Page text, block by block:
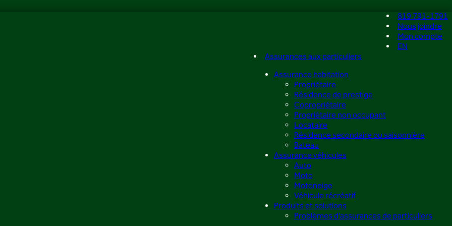
819 791-1791
Nous joindre
Mon compte
EN
Assurances aux particuliers
Assurance habitation
Propriétaire
Résidence de prestige
Copropriétaire
Propriétaire non occupant
Locataire
Résidence secondaire ou saisonnière
Bateau
Assurance véhicules
Auto
Moto
Motoneige
Véhicule récréatif
Produits et solutions
Problèmes d’assurances de particuliers